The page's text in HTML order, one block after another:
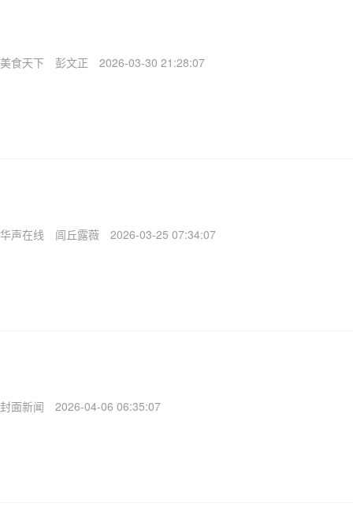
美食天下 彭文正 2026-03-30 21:28:07
华声在线 闾丘露薇 2026-03-25 07:34:07
封面新闻 2026-04-06 06:35:07